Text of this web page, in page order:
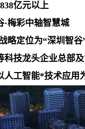
亿元以上
·梅彩中轴智慧城
略定位为“深圳智
科技龙头企业总部
人工智能*技术应用